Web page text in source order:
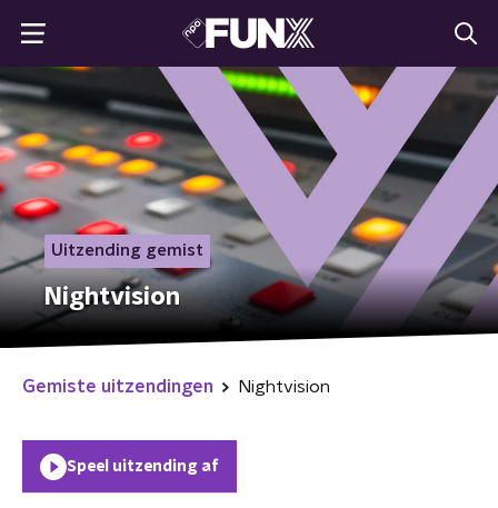
Uitzending gemist
Nightvision
Gemiste uitzendingen Nightvision
Speel uitzending af